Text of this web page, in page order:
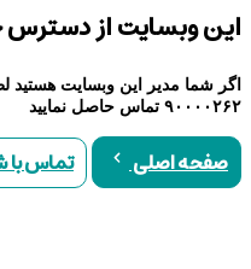
این وبسایت از
اگر شما مدیر این وبسایت هستید
۹۰۰۰۰۲۶۲ تماس حاصل نمایید
صفحه اصلی تماس